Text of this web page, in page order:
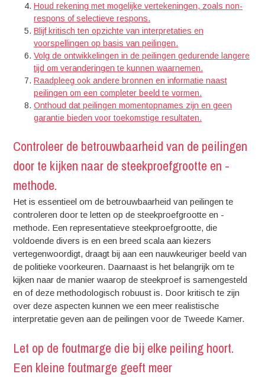
Houd rekening met mogelijke vertekeningen, zoals non-
respons of selectieve respons.
Blijf kritisch ten opzichte van interpretaties en
voorspellingen op basis van peilingen.
Volg de ontwikkelingen in de peilingen gedurende langere
tijd om veranderingen te kunnen waarnemen.
Raadpleeg ook andere bronnen en informatie naast
peilingen om een completer beeld te vormen.
Onthoud dat peilingen momentopnames zijn en geen
garantie bieden voor toekomstige resultaten.
Controleer de betrouwbaarheid van de peilingen
door te kijken naar de steekproefgrootte en -
methode.
Het is essentieel om de betrouwbaarheid van peilingen te
controleren door te letten op de steekproefgrootte en -
methode. Een representatieve steekproefgrootte, die
voldoende divers is en een breed scala aan kiezers
vertegenwoordigt, draagt bij aan een nauwkeuriger beeld van
de politieke voorkeuren. Daarnaast is het belangrijk om te
kijken naar de manier waarop de steekproef is samengesteld
en of deze methodologisch robuust is. Door kritisch te zijn
over deze aspecten kunnen we een meer realistische
interpretatie geven aan de peilingen voor de Tweede Kamer.
Let op de foutmarge die bij elke peiling hoort.
Een kleine foutmarge geeft meer